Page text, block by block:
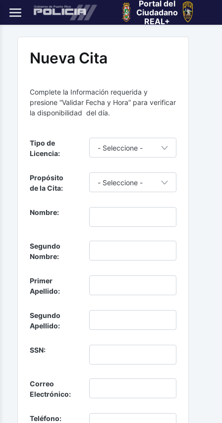
Portal del
Ciudadano
REAL+
Nueva Cita
Complete la Información requerida y
presione “Validar Fecha y Hora” para verificar
la disponibilidad del día.
Tipo de
Licencia:
Propósito
de la Cita:
Nombre:
Segundo
Nombre:
Primer
Apellido:
Segundo
Apellido:
SSN:
Correo
Electrónico:
Teléfono: